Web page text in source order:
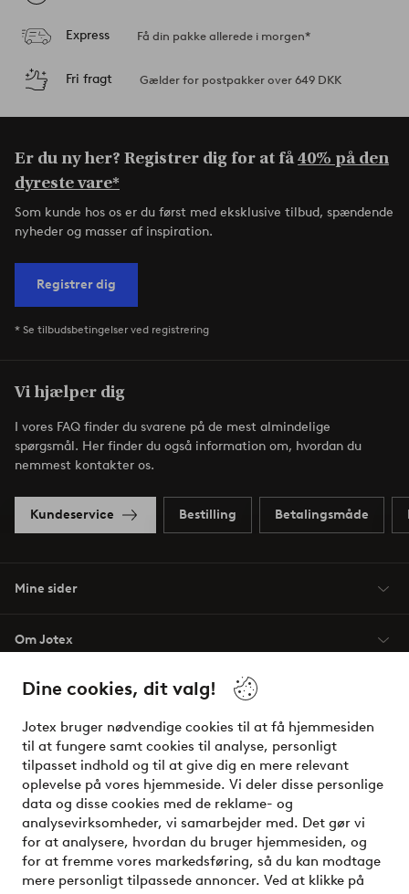
Dine cookies, dit valg!
Jotex bruger nødvendige cookies til at få hjemmesiden
til at fungere samt cookies til analyse, personligt
tilpasset indhold og til at give dig en mere relevant
oplevelse på vores hjemmeside. Vi deler disse personlige
data og disse cookies med de reklame- og
analysevirksomheder, vi samarbejder med. Det gør vi
for at analysere, hvordan du bruger hjemmesiden, og
for at fremme vores markedsføring, så du kan modtage
mere personligt tilpassede annoncer. Ved at klikke på
Express Få din pakke allerede i morgen*
Fri fragt Gælder for postpakker over 649 DKK
Er du ny her? Registrer dig for at få40% på den
dyreste vare*
Som kunde hos os er du først med eksklusive tilbud, spændende
nyheder og masser af inspiration.
Registrer dig
* Se tilbudsbetingelser ved registrering
Vi hjælper dig
I vores FAQ finder du svarene på de mest almindelige
spørgsmål. Her finder du også information om, hvordan du
nemmest kontakter os.
Kundeservice Bestilling Betalingsmåde
Mine sider
Om Jotex
Vilkår
Venner
Sikre betalinger - betal nu eller del op
Vil du vide mere om vores betalingsmuligheder?
elpy